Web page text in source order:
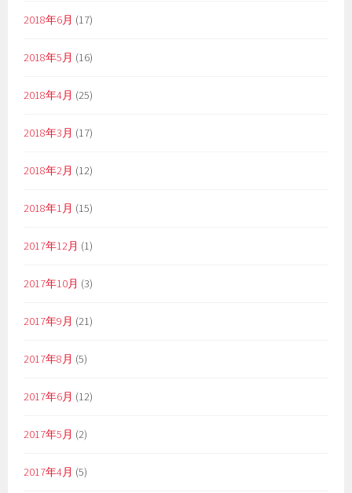
2018年6月 (17)
2018年5月 (16)
2018年4月 (25)
2018年3月 (17)
2018年2月 (12)
2018年1月 (15)
2017年12月 (1)
2017年10月 (3)
2017年9月 (21)
2017年8月 (5)
2017年6月 (12)
2017年5月 (2)
2017年4月 (5)